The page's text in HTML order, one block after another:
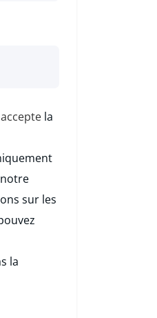
la
sur les
la